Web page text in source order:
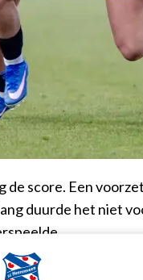
de score. Een
duurde het niet
voorsprong.